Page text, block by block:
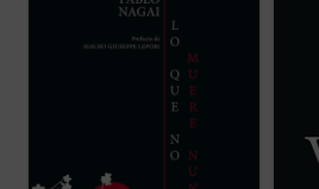
su vida, desde la infancia hasta el día de la
explosión de la bomba atómica, captando
los numerosos acontecimientos que se
Giuliano